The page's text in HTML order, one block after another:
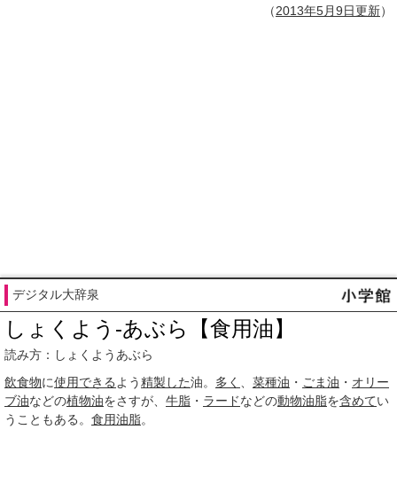
（2013年5月9日更新）
デジタル大辞泉
しょくよう‐あぶら【食用油】
読み方：しょくようあぶら
飲食物に使用できる よう精製した油。 多く 菜種油 ・ ごま油 ・ オリー
ブ油などの植物油をさすが、 牛脂 ・ ラードなどの動物油脂を含めてい
うこともある。 食用油脂。